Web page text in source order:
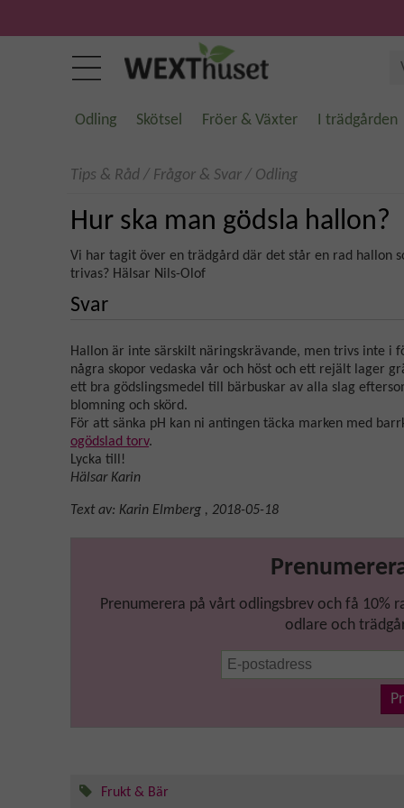
Odling Skötsel Fröer & Växter I trädgården
Tips & Råd / Frågor & Svar / Odling
Hur ska man gödsla hallon?
Vi har tagit över en trädgård där det står en rad hallon
trivas? Hälsar Nils-Olof
Svar
Hallon är inte särskilt näringskrävande, men trivs inte i
några skopor vedaska vår och höst och ett rejält lager
ett bra gödslingsmedel till bärbuskar av alla slag
blomning och skörd.
För att sänka pH kan ni antingen täcka marken med
ogödslad torv.
Lycka till!
Hälsar Karin
Text av: Karin Elmberg , 2018-05-18
Prenumerera på vårt odlingsbrev och få 10%
odlare och
Frukt & Bär